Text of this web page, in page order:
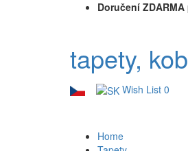
Doručení ZDARMA
tapety,
Wish List 0
Home